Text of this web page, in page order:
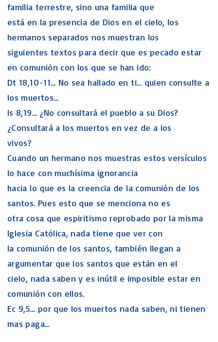
familia terrestre, sino una familia que
está en la presencia de Dios en el cielo, los
hermanos separados nos muestran los
siguientes textos para decir que es pecado estar
en comunión con los que se han ido:
Dt 18,10-11… No sea hallado en ti… quien consulte a
los muertos…
Is 8,19… ¿No consultará el pueblo a su Dios?
¿Consultará a los muertos en vez de a los
vivos?
Cuando un hermano nos muestras estos versículos
lo hace con muchísima ignorancia
hacia lo que es la creencia de la comunión de los
santos. Pues esto que se menciona no es
otra cosa que espiritismo reprobado por la misma
Iglesia Católica, nada tiene que ver con
la comunión de los santos, también llegan a
argumentar que los santos que están en el
cielo, nada saben y es inútil e imposible estar en
comunión con ellos.
Ec 9,5… por que los muertos nada saben, ni tienen
mas paga…